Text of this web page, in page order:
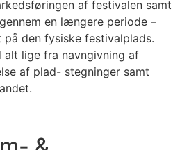
af festivalen samt
en længere periode –
den fysiske festivalplads.
lige fra navngivning af
af plad- stegninger samt